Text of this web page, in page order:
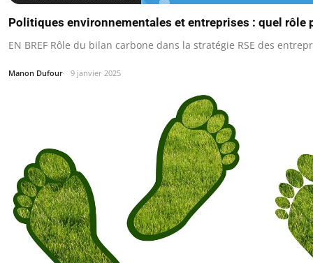
Politiques environnementales et entreprises : quel rôle
EN BREF Rôle du bilan carbone dans la stratégie RSE des
Manon Dufour 9 janvier 2025